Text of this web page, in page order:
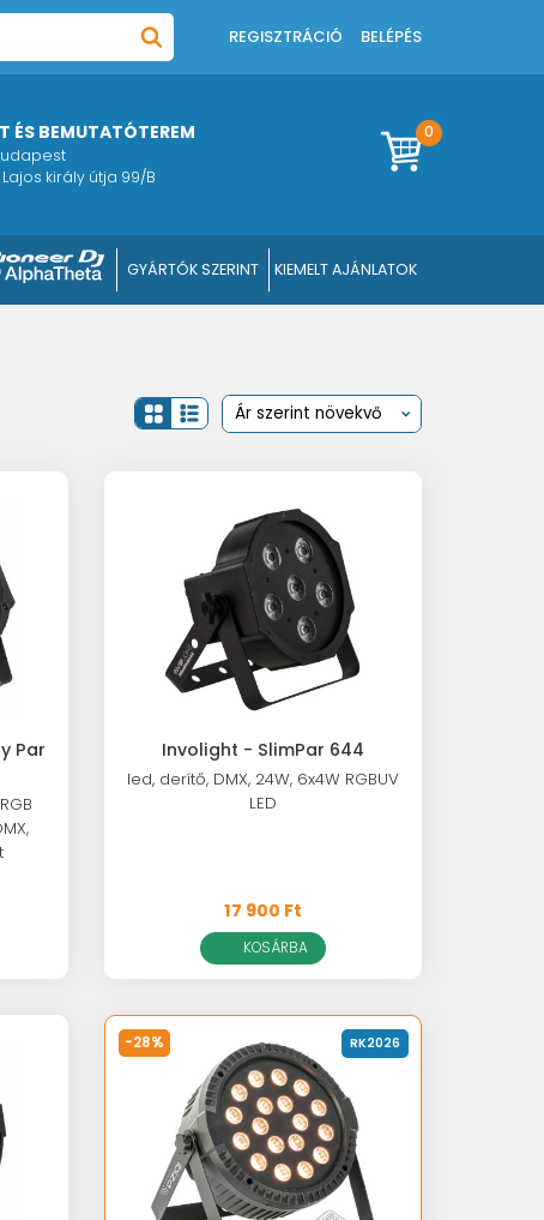
REGISZTRÁCIÓ BELÉPÉS
ÉS BEMUTATÓTEREM
király útja 99/B
0
GYÁRTÓK SZERINT KIEMELT AJÁNLATOK
Par
Involight - SlimPar 644
led, derítő, DMX, 24W, 6x4W RGBUV
LED
17 900 Ft
KOSÁRBA
-28% RK2026